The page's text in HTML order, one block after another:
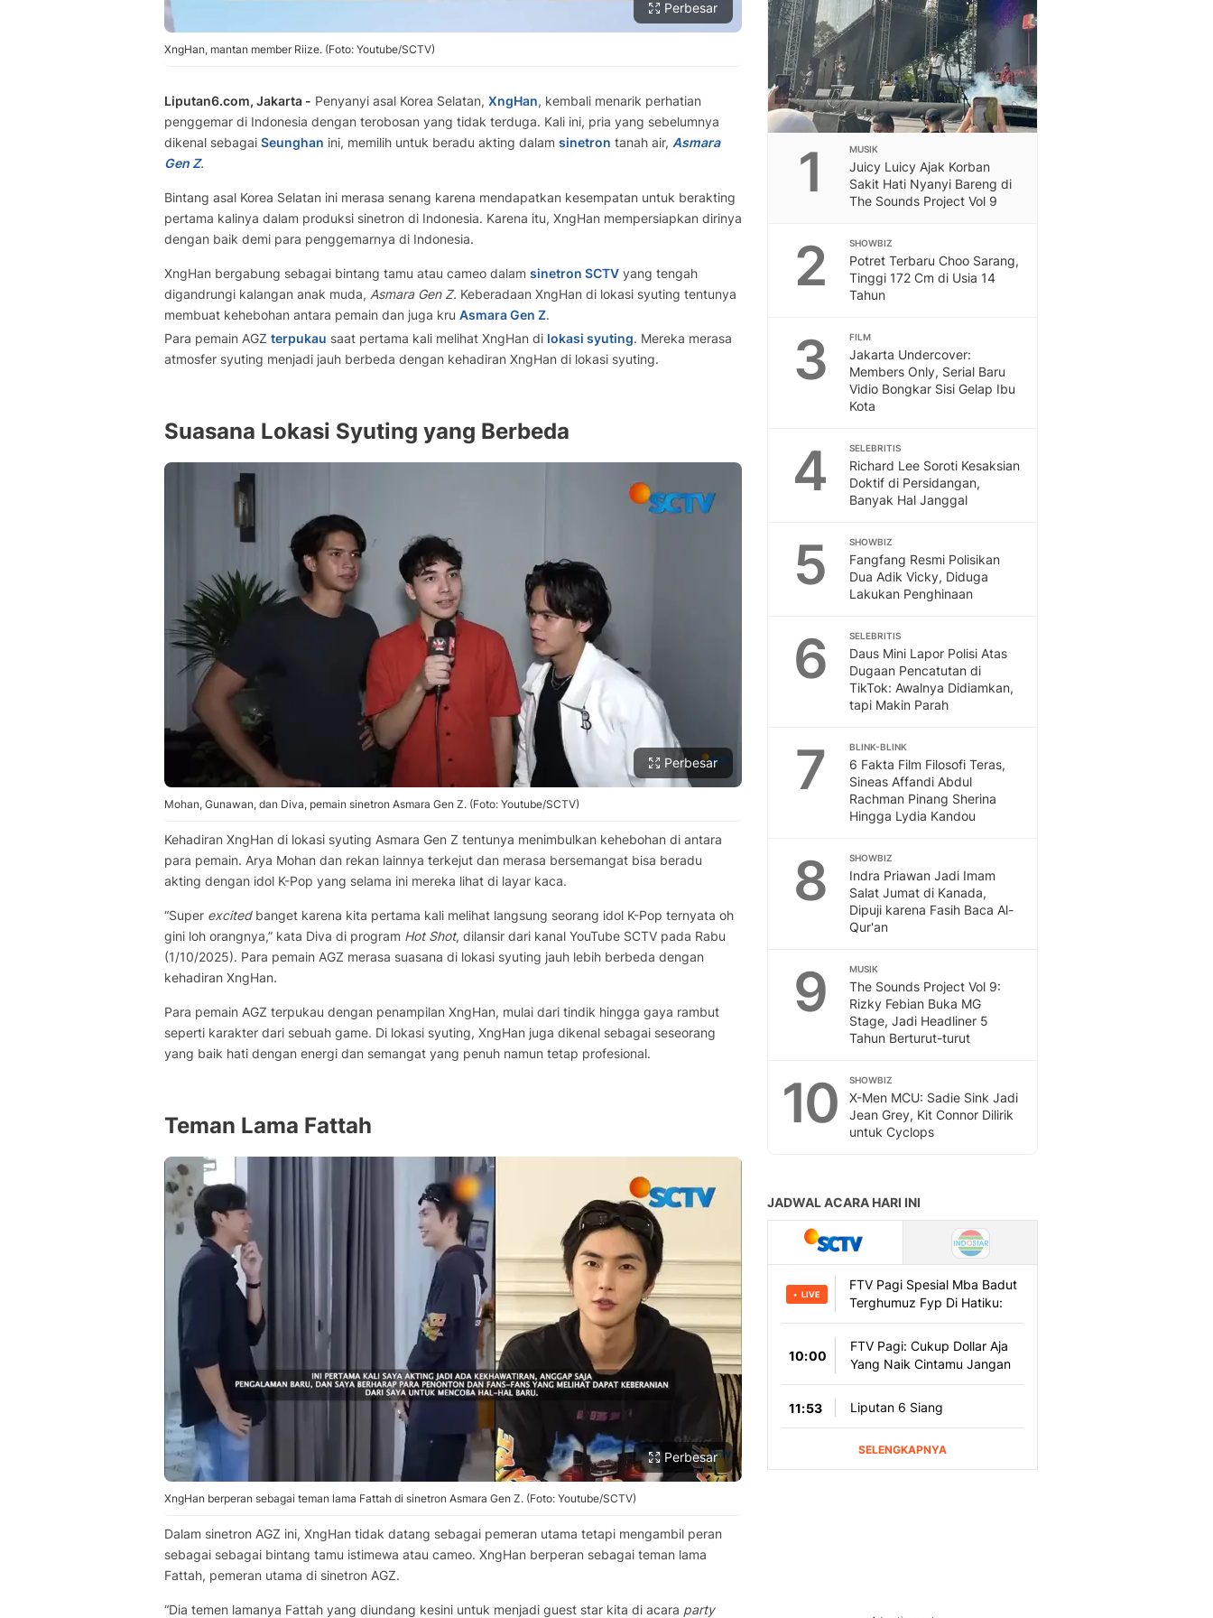
Perbesar
XngHan, mantan member Riize. (Foto: Youtube/SCTV)
Liputan6.com, Jakarta - Penyanyi asal Korea Selatan, XngHan, kembali menarik perhatian
penggemar di Indonesia dengan terobosan yang tidak terduga. Kali ini, pria yang sebelumnya
dikenal sebagai Seunghan ini, memilih untuk beradu akting dalam sinetron tanah air, Asmara
Gen Z.
Bintang asal Korea Selatan ini merasa senang karena mendapatkan kesempatan untuk berakting
pertama kalinya dalam produksi sinetron di Indonesia. Karena itu, XngHan mempersiapkan dirinya
dengan baik demi para penggemarnya di Indonesia.
XngHan bergabung sebagai bintang tamu atau cameo dalam sinetron SCTV yang tengah
digandrungi kalangan anak muda, Asmara Gen Z. Keberadaan XngHan di lokasi syuting tentunya
membuat kehebohan antara pemain dan juga kru Asmara Gen Z.
Para pemain AGZ terpukau saat pertama kali melihat XngHan di lokasi syuting. Mereka merasa
atmosfer syuting menjadi jauh berbeda dengan kehadiran XngHan di lokasi syuting.
Suasana Lokasi Syuting yang Berbeda
Perbesar
Mohan, Gunawan, dan Diva, pemain sinetron Asmara Gen Z. (Foto: Youtube/SCTV)
Kehadiran XngHan di lokasi syuting Asmara Gen Z tentunya menimbulkan kehebohan di antara
para pemain. Arya Mohan dan rekan lainnya terkejut dan merasa bersemangat bisa beradu
akting dengan idol K-Pop yang selama ini mereka lihat di layar kaca.
“Super excitedbanget karena kita pertama kali melihat langsung seorang idol K-Pop ternyata oh
gini loh orangnya,” kata Diva di program Hot Shot, dilansir dari kanal YouTube SCTV pada Rabu
(1/10/2025). Para pemain AGZ merasa suasana di lokasi syuting jauh lebih berbeda dengan
kehadiran XngHan.
Para pemain AGZ terpukau dengan penampilan XngHan, mulai dari tindik hingga gaya rambut
seperti karakter dari sebuah game. Di lokasi syuting, XngHan juga dikenal sebagai seseorang
yang baik hati dengan energi dan semangat yang penuh namun tetap profesional.
Teman Lama Fattah
Perbesar
XngHan berperan sebagai teman lama Fattah di sinetron Asmara Gen Z. (Foto: Youtube/SCTV)
Dalam sinetron AGZ ini, XngHan tidak datang sebagai pemeran utama tetapi mengambil peran
sebagai sebagai bintang tamu istimewa atau cameo. XngHan berperan sebagai teman lama
Fattah, pemeran utama di sinetron AGZ.
“Dia temen lamanya Fattah yang diundang kesini untuk menjadi guest star kita di acara party
1 MUSIK
Juicy Luicy Ajak Korban
Sakit Hati Nyanyi Bareng di
The Sounds Project Vol 9
2 SHOWBIZ
Potret Terbaru Choo Sarang,
Tinggi 172 Cm di Usia 14
Tahun
3 FILM
Jakarta Undercover:
Members Only, Serial Baru
Vidio Bongkar Sisi Gelap Ibu
Kota
4 SELEBRITIS
Richard Lee Soroti Kesaksian
Doktif di Persidangan,
Banyak Hal Janggal
5 SHOWBIZ
Fangfang Resmi Polisikan
Dua Adik Vicky, Diduga
Lakukan Penghinaan
6 SELEBRITIS
Daus Mini Lapor Polisi Atas
Dugaan Pencatutan di
TikTok: Awalnya Didiamkan,
tapi Makin Parah
7 BLINK-BLINK
6 Fakta Film Filosofi Teras,
Sineas Affandi Abdul
Rachman Pinang Sherina
Hingga Lydia Kandou
8 SHOWBIZ
Indra Priawan Jadi Imam
Salat Jumat di Kanada,
Dipuji karena Fasih Baca Al-
Qur'an
9 MUSIK
The Sounds Project Vol 9:
Rizky Febian Buka MG
Stage, Jadi Headliner 5
Tahun Berturut-turut
10 SHOWBIZ
X-Men MCU: Sadie Sink Jadi
Jean Grey, Kit Connor Dilirik
untuk Cyclops